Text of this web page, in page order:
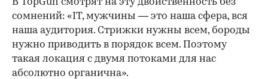
В TopGun смотрят на эту двойственность без
сомнений: «IT, мужчины — это наша сфера, вся
наша аудитория. Стрижки нужны всем, бороды
нужно приводить в порядок всем. Поэтому
такая локация с двумя потоками для нас
абсолютно органична».